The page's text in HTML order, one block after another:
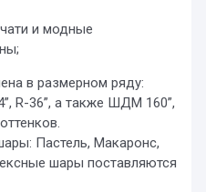
и модные
в размерном ряду:
R-36”, а также ШДМ 160”,
Пастель, Макаронс,
шары поставляются